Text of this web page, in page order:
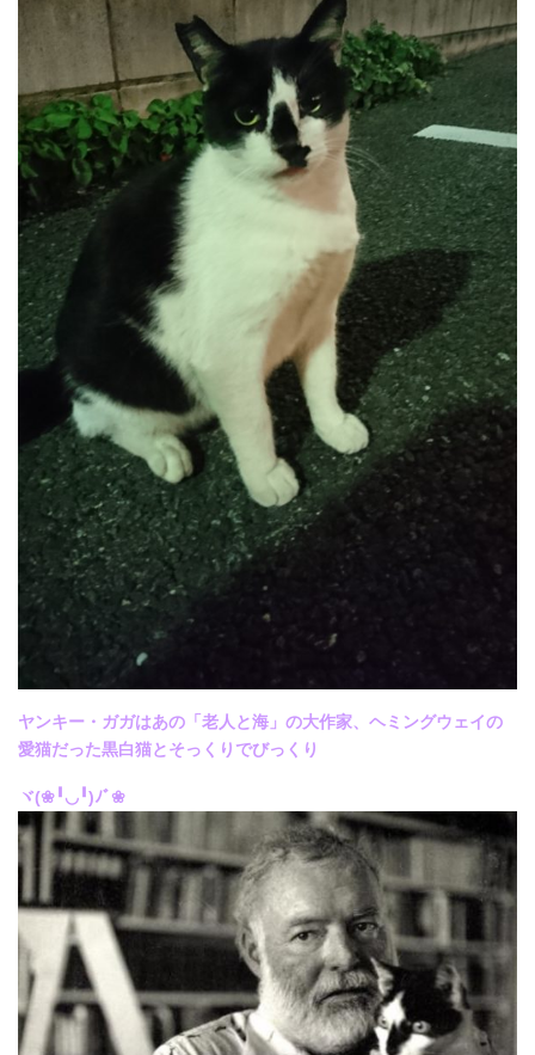
ヤンキー・ガガはあの「老人と海」の大作家、ヘミングウェイの
愛猫だった黒白猫とそっくりでびっくり
ヾ(❀╹◡╹)ﾉﾞ❀